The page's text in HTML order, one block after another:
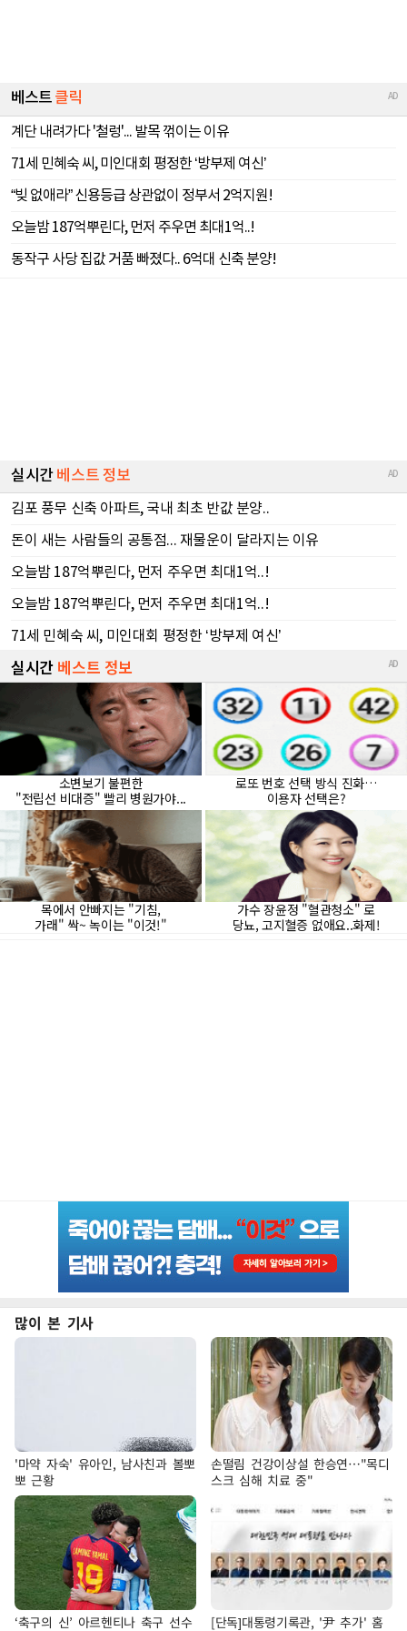
많이 본 기사
'마약 자숙' 유아인, 남사친과 볼뽀
뽀 근황
손떨림 건강이상설 한승연…"목디
스크 심해 치료 중"
‘축구의 신’ 아르헨티나 축구 선수
[단독]대통령기록관, '尹 추가' 홈